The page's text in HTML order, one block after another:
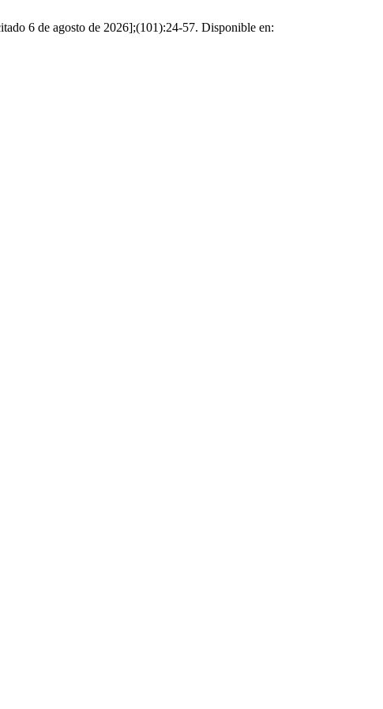
6 de agosto de 2026];(101):24-57. Disponible en: